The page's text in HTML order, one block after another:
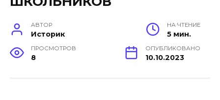
АВТОР
Историк
НА ЧТЕНИЕ
5 мин.
ПРОСМОТРОВ
8
ОПУБЛИКОВАНО
10.10.2023